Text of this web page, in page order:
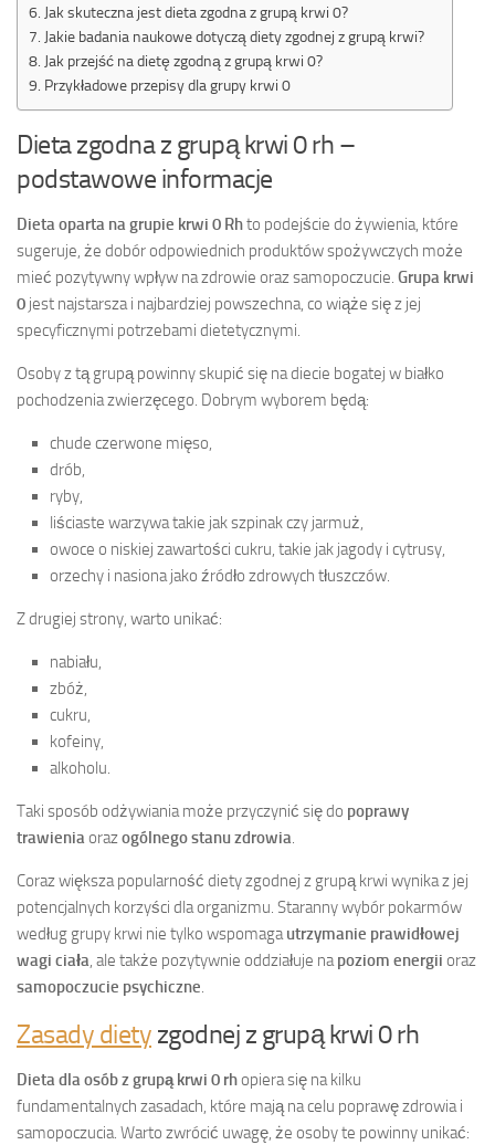
Jak skuteczna jest dieta zgodna z grupą krwi 0?
Jakie badania naukowe dotyczą diety zgodnej z grupą krwi?
Jak przejść na dietę zgodną z grupą krwi 0?
Przykładowe przepisy dla grupy krwi 0
Dieta zgodna z grupą krwi 0 rh –
podstawowe informacje
Dieta oparta na grupie krwi 0 Rhto podejście do żywienia, które
sugeruje, że dobór odpowiednich produktów spożywczych może
mieć pozytywny wpływ na zdrowie oraz samopoczucie. Grupa krwi
0 jest najstarsza i najbardziej powszechna, co wiąże się z jej
specyficznymi potrzebami dietetycznymi.
Osoby z tą grupą powinny skupić się na diecie bogatej w białko
pochodzenia zwierzęcego. Dobrym wyborem będą:
chude czerwone mięso,
drób,
ryby,
liściaste warzywa takie jak szpinak czy jarmuż,
owoce o niskiej zawartości cukru, takie jak jagody i cytrusy,
orzechy i nasiona jako źródło zdrowych tłuszczów.
Z drugiej strony, warto unikać:
nabiału,
zbóż,
cukru,
kofeiny,
alkoholu.
Taki sposób odżywiania może przyczynić się do poprawy
trawieniaorazogólnego stanu zdrowia.
Coraz większa popularność diety zgodnej z grupą krwi wynika z jej
potencjalnych korzyści dla organizmu. Staranny wybór pokarmów
według grupy krwi nie tylko wspomagautrzymanie prawidłowej
wagi ciała, ale także pozytywnie oddziałuje napoziom energii oraz
samopoczucie psychiczne.
Zasady diety zgodnej z grupą krwi 0 rh
Dieta dla osób z grupą krwi 0 rhopiera się na kilku
fundamentalnych zasadach, które mają na celu poprawę zdrowia i
samopoczucia. Warto zwrócić uwagę, że osoby te powinny unikać: